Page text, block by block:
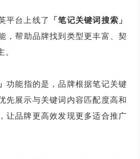
平台上线了
「笔记关键词搜索」
，帮助品牌找到类型更丰富、契
。
功能指的是，品牌根据笔记关键
先展示与关键词内容匹配度高和
让品牌更高效发现更多适合推广